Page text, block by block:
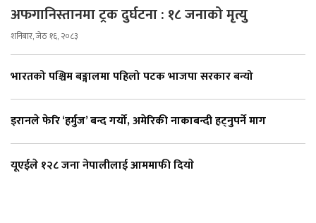
अफगानिस्तानमा ट्रक दुर्घटना : १८ जनाको मृत्यु
शनिबार, जेठ १६, २०८३
भारतको पश्चिम बङ्गालमा पहिलो पटक भाजपा सरकार बन्यो
इरानले फेरि ‘हर्मुज’ बन्द गर्यो, अमेरिकी नाकाबन्दी हट्नुपर्ने माग
यूएईले १२८ जना नेपालीलाई आममाफी दियाे